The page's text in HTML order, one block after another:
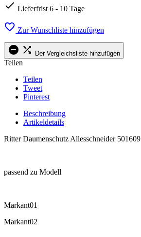
 Lieferfrist 6 - 10 Tage
 Zur Wunschliste hinzufügen
  Der Vergleichsliste hinzufügen
Teilen
Teilen
Tweet
Pinterest
Beschreibung
Artikeldetails
Ritter Daumenschutz Allesschneider 501609
passend zu Modell
Markant01
Markant02